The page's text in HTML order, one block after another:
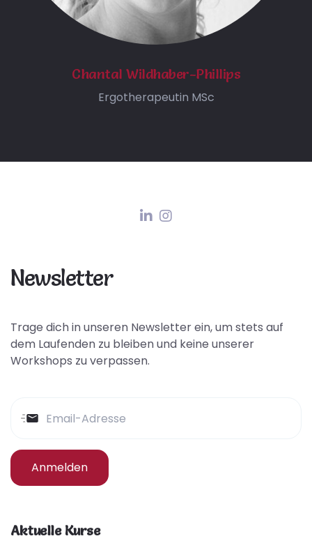
Chantal Wildhaber-Phillips
Ergotherapeutin MSc
Newsletter
Trage dich in unseren Newsletter ein, um stets auf
dem Laufenden zu bleiben und keine unserer
Workshops zu verpassen.
Anmelden
Aktuelle Kurse